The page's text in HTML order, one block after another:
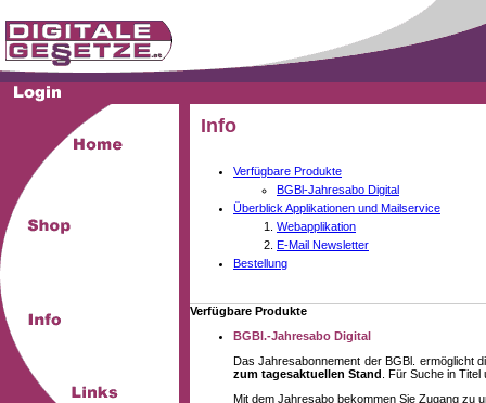
Info
Verfügbare Produkte
BGBl-Jahresabo Digital
Überblick Applikationen und Mailservice
Webapplikation
E-Mail Newsletter
Bestellung
Verfügbare Produkte
BGBl.-Jahresabo Digital
Das Jahresabonnement der BGBl. ermöglicht
zum tagesaktuellen Stand . Für Suche in
Mit dem Jahresabo bekommen Sie Zugang zu